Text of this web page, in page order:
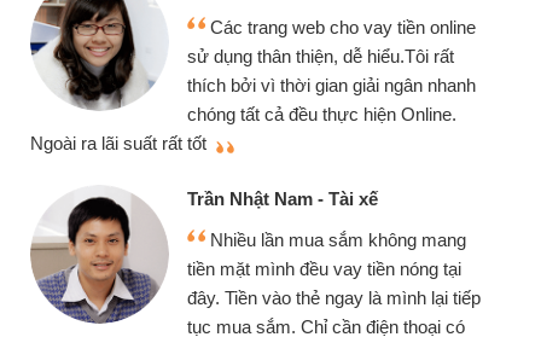
Các trang web cho vay tiền online
sử dụng thân thiện, dễ hiểu.Tôi rất
thích bởi vì thời gian giải ngân nhanh
chóng tất cả đều thực hiện Online.
Ngoài ra lãi suất rất tốt
Trần Nhật Nam - Tài xế
Nhiều lần mua sắm không mang
tiền mặt mình đều vay tiền nóng tại
đây. Tiền vào thẻ ngay là mình lại tiếp
tục mua sắm. Chỉ cần điện thoại có